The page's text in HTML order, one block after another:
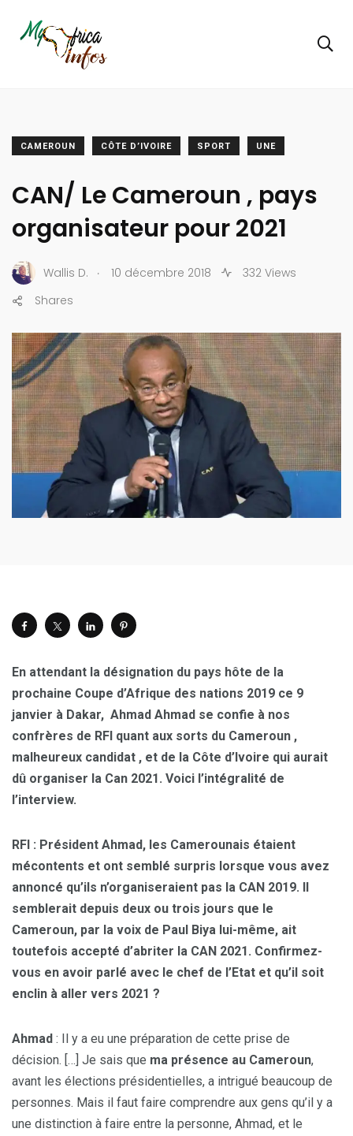
CAMEROUN CÔTE D’IVOIRE SPORT UNE
CAN/ Le Cameroun , pays
organisateur pour 2021
Wallis D. . 10 décembre 2018
332 Views
Shares
En attendant la désignation du pays hôte de la
prochaine Coupe d’Afrique des nations 2019 ce 9
janvier à Dakar, Ahmad Ahmad se confie à nos
confrères de RFI quant aux sorts du Cameroun ,
malheureux candidat , et de la Côte d’Ivoire qui aurait
dû organiser la Can 2021. Voici l’intégralité de
l’interview.
RFI : Président Ahmad, les Camerounais étaient
mécontents et ont semblé surpris lorsque vous avez
annoncé qu’ils n’organiseraient pas la CAN 2019. Il
semblerait depuis deux ou trois jours que le
Cameroun, par la voix de Paul Biya lui-même, ait
toutefois accepté d’abriter la CAN 2021. Confirmez-
vous en avoir parlé avec le chef de l’Etat et qu’il soit
enclin à aller vers 2021 ?
Ahmad : Il y a eu une préparation de cette prise de
décision. […] Je sais que ma présence au Cameroun,
avant les élections présidentielles, a intrigué beaucoup de
personnes. Mais il faut faire comprendre aux gens qu’il y a
une distinction à faire entre la personne, Ahmad, et le